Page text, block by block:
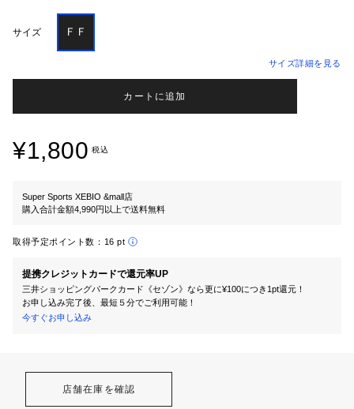
サイズ ＦＦ
サイズ詳細を見る
カートに追加
¥1,800 税込
Super Sports XEBIO &mall店
購入合計金額4,990円以上で送料無料
取得予定ポイント数： 16 pt
提携クレジットカードで還元率UP
三井ショッピングパークカード《セゾン》なら更に¥100につき1pt還元！
お申し込み完了後、最短５分でご利用可能！
今すぐお申し込み
店舗在庫を確認